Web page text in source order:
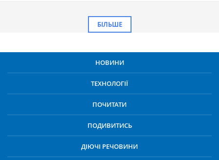
БІЛЬШЕ
НОВИНИ
ТЕХНОЛОГІЇ
ПОЧИТАТИ
ПОДИВИТИСЬ
ДІЮЧІ РЕЧОВИНИ